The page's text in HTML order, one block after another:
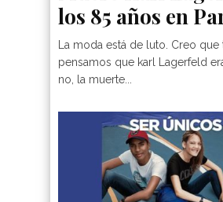
los 85 años en
La moda está de luto. Creo que
pensamos que karl Lagerfeld
no, la muerte...